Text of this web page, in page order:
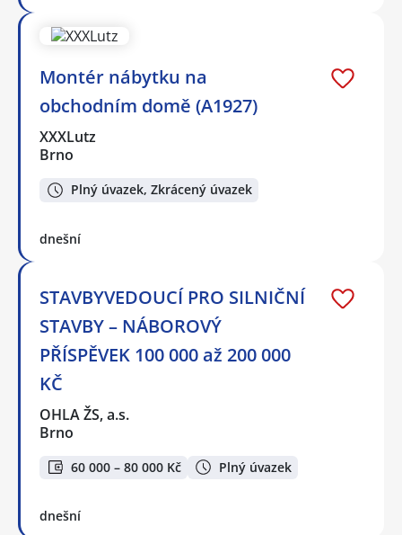
Montér nábytku na
obchodním domě (A1927)
XXXLutz
Brno
Plný úvazek, Zkrácený úvazek
dnešní
STAVBYVEDOUCÍ PRO SILNIČNÍ
STAVBY – NÁBOROVÝ
PŘÍSPĚVEK 100 000 až 200 000
KČ
OHLA ŽS, a.s.
Brno
60 000 – 80 000 Kč Plný úvazek
dnešní